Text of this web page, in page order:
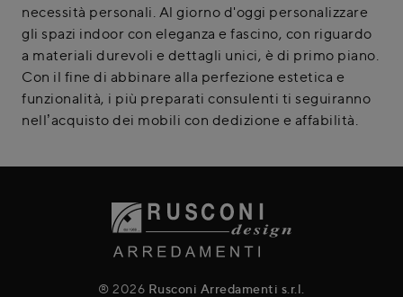
necessità personali. Al giorno d'oggi personalizzare
gli spazi indoor con eleganza e fascino, con riguardo
a materiali durevoli e dettagli unici, è di primo piano.
Con il fine di abbinare alla perfezione estetica e
funzionalità, i più preparati consulenti ti seguiranno
nell’acquisto dei mobili con dedizione e affabilità.
® 2026 Rusconi Arredamenti s.r.l.